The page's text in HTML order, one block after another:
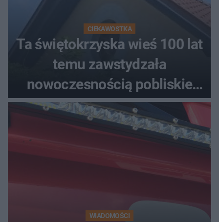
CIEKAWOSTKA
Ta świętokrzyska wieś 100 lat
temu zawstydzała
nowoczesnością pobliskie
miasta. Prąd, telefon i
luksusowa auta
WIADOMOŚCI